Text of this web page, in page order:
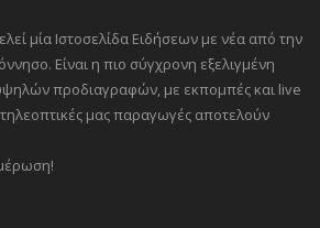
μία Ιστοσελίδα Ειδήσεων με νέα από την
Είναι η πιο σύγχρονη εξελιγμένη
προδιαγραφών, με εκπομπές και live
μας παραγωγές αποτελούν